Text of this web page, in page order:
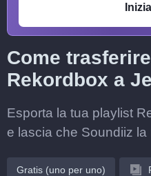
Come
Rekordbox a
Esporta la tua playlist
e lascia che Soundiiz la
Gratis (uno per uno)